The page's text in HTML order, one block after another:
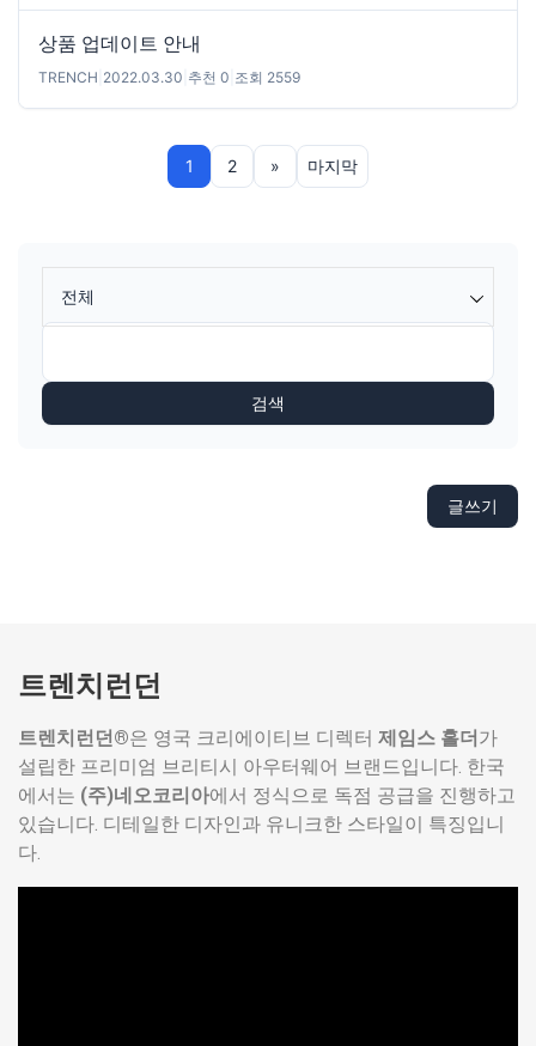
상품 업데이트 안내
TRENCH 2022.03.30 추천 0 조회 2559
1 2 » 마지막
전체
검색
글쓰기
트렌치런던
트렌치런던®은 영국 크리에이티브 디렉터 제임스 홀더가
설립한 프리미엄 브리티시 아우터웨어 브랜드입니다. 한국
에서는 (주)네오코리아에서 정식으로 독점 공급을 진행하고
있습니다. 디테일한 디자인과 유니크한 스타일이 특징입니
다.